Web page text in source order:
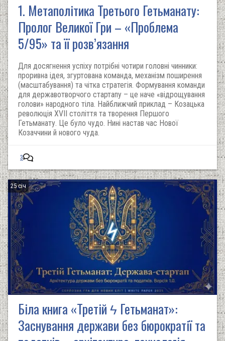
1. Метаполітика Третього Гетьманату:
Пролог Великої Гри – «Проблема
5/95» та її розв’язання
Для досягнення успіху потрібні чотири головні чинники:
проривна ідея, згуртована команда, механізм поширення
(масштабування) та чітка стратегія. Формування команди
для державотворчого стартапу – це наче «відрощування
голови» народного тіла. Найближчий приклад – Козацька
революція XVII століття та творення Першого
Гетьманату. Це було чудо. Нині настав час Нової
Козаччини й нового чуда.
3
25 січ
Біла книга «Третій ϟ Гетьманат»:
Заснування держави без бюрократії та